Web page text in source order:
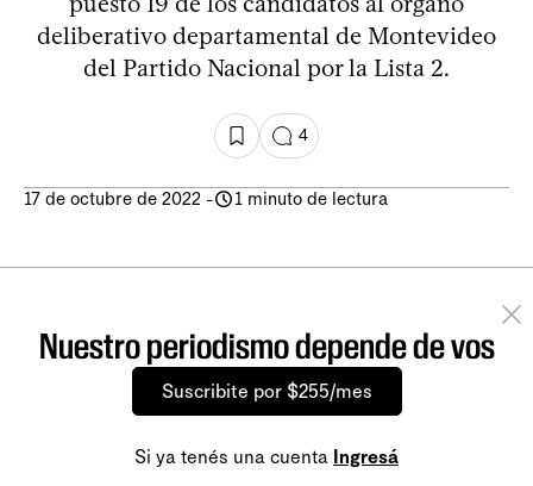
deliberativo departamental de Montevideo
del Partido Nacional por la Lista 2.
4
17 de octubre de 2022 - 1 minuto de lectura
Nuestro periodismo depende de vos
Suscribite por $255/mes
Si ya tenés una cuenta Ingresá